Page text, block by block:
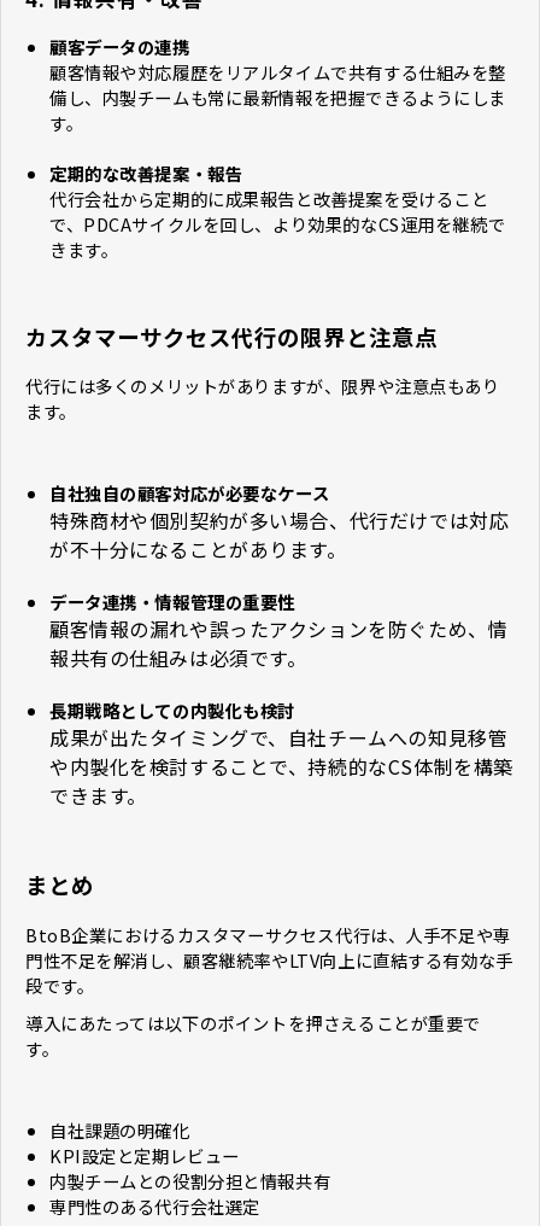
顧客データの連携
顧客情報や対応履歴をリアルタイムで共有する仕組みを整
備し、内製チームも常に最新情報を把握できるようにしま
す。
定期的な改善提案・報告
代行会社から定期的に成果報告と改善提案を受けること
で、PDCAサイクルを回し、より効果的なCS運用を継続で
きます。
カスタマーサクセス代行の限界と注意点
代行には多くのメリットがありますが、限界や注意点もあり
ます。
自社独自の顧客対応が必要なケース
特殊商材や個別契約が多い場合、代行だけでは対応
が不十分になることがあります。
データ連携・情報管理の重要性
顧客情報の漏れや誤ったアクションを防ぐため、情
報共有の仕組みは必須です。
長期戦略としての内製化も検討
成果が出たタイミングで、自社チームへの知見移管
や内製化を検討することで、持続的なCS体制を構築
できます。
まとめ
BtoB企業におけるカスタマーサクセス代行は、人手不足や専
門性不足を解消し、顧客継続率やLTV向上に直結する有効な手
段です。
導入にあたっては以下のポイントを押さえることが重要で
す。
自社課題の明確化
KPI設定と定期レビュー
内製チームとの役割分担と情報共有
専門性のある代行会社選定